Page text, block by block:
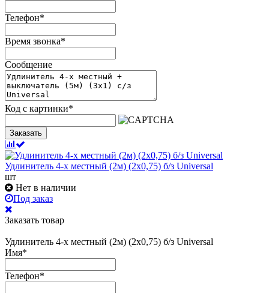
Телефон*
Время звонка*
Сообщение
Код с картинки*
Заказать
Удлинитель 4-х местный (2м) (2х0,75) б/з Universal
шт
Нет в наличии
Под заказ
Заказать товар
Удлинитель 4-х местный (2м) (2х0,75) б/з Universal
Имя*
Телефон*